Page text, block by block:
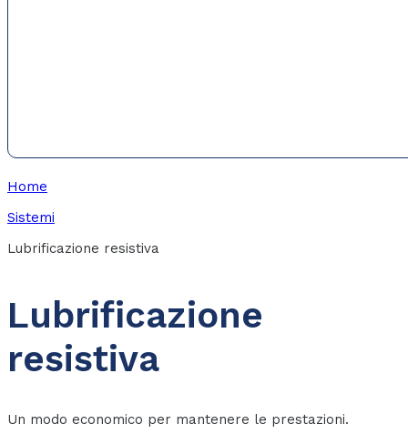
Home
Sistemi
Lubrificazione resistiva
Lubrificazione
resistiva
Un modo economico per mantenere le prestazioni.